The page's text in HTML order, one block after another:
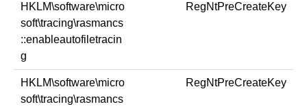
HKLM\software\micro
soft\tracing\rasmancs
::enableautofiletracin
g
RegNtPreCreateKey
HKLM\software\micro
soft\tracing\rasmancs
RegNtPreCreateKey